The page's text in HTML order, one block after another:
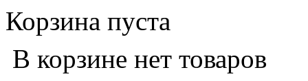
Корзина пуста
В корзине нет товаров